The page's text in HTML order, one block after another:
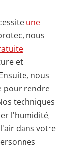
une
nous
et
nous
pour rendre
techniques
l'humidité,
dans votre